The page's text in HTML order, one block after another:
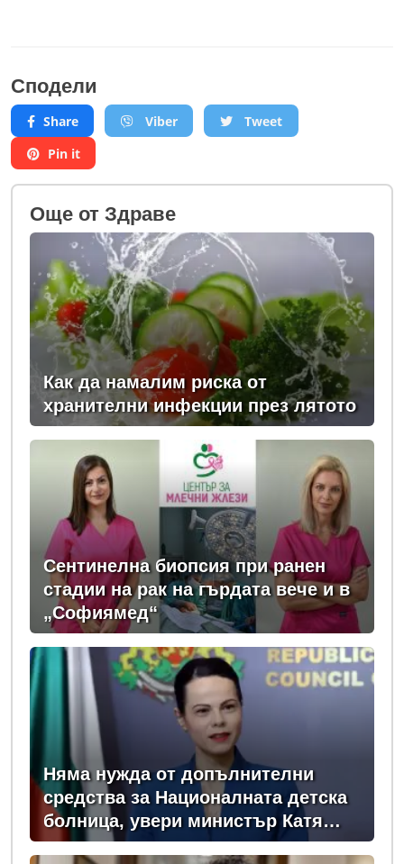
Сподели
Share Viber
Tweet
Pin it
Oще от Здраве
Как да намалим риска от
хранителни инфекции през лятото
Сентинелна биопсия при ранен
стадии на рак на гърдата вече и в
„Софиямед“
Няма нужда от допълнителни
средства за Националната детска
болница, увери министър Катя
Ивкова